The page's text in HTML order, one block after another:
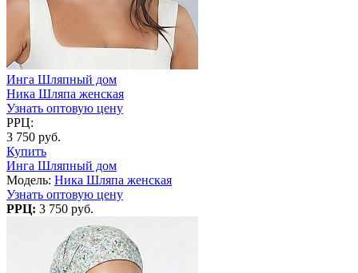
Инга Шляпный дом
Ника Шляпа женская
Узнать оптовую цену
РРЦ:
3 750 руб.
Купить
Инга Шляпный дом
Модель: Ника Шляпа женская
Узнать оптовую цену
РРЦ: 3 750 руб.